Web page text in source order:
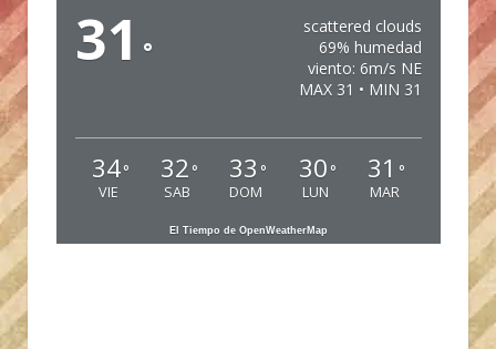
31 °
scattered clouds
69% humedad
viento: 6m/s NE
MAX 31 • MIN 31
34°
VIE
32 °
SAB
33 °
DOM
30 °
LUN
31 °
MAR
El Tiempo de OpenWeatherMap